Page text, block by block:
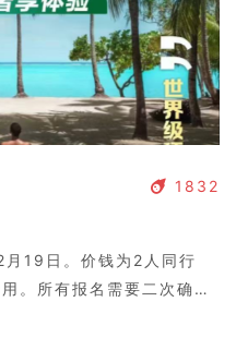
1832
19日。价钱为2人同行
。所有报名需要二次确